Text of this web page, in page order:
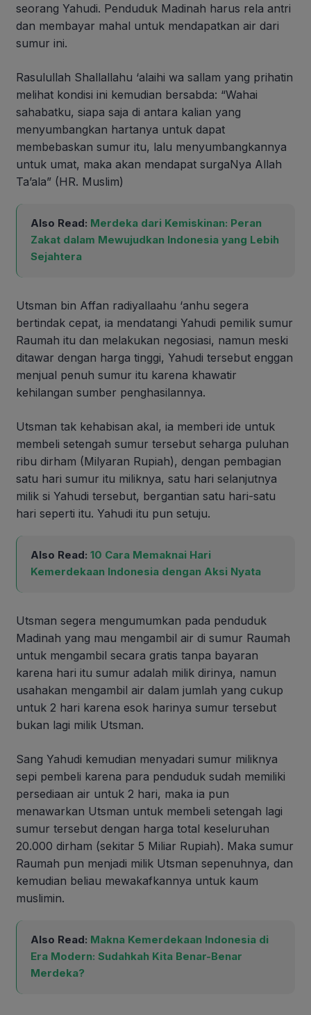
seorang Yahudi. Penduduk Madinah harus rela antri
dan membayar mahal untuk mendapatkan air dari
sumur ini.
Rasulullah Shallallahu ‘alaihi wa sallam yang prihatin
melihat kondisi ini kemudian bersabda: “Wahai
sahabatku, siapa saja di antara kalian yang
menyumbangkan hartanya untuk dapat
membebaskan sumur itu, lalu menyumbangkannya
untuk umat, maka akan mendapat surgaNya Allah
Ta’ala” (HR. Muslim)
Also Read: Merdeka dari Kemiskinan: Peran
Zakat dalam Mewujudkan Indonesia yang Lebih
Sejahtera
Utsman bin Affan radiyallaahu ‘anhu segera
bertindak cepat, ia mendatangi Yahudi pemilik sumur
Raumah itu dan melakukan negosiasi, namun meski
ditawar dengan harga tinggi, Yahudi tersebut enggan
menjual penuh sumur itu karena khawatir
kehilangan sumber penghasilannya.
Utsman tak kehabisan akal, ia memberi ide untuk
membeli setengah sumur tersebut seharga puluhan
ribu dirham (Milyaran Rupiah), dengan pembagian
satu hari sumur itu miliknya, satu hari selanjutnya
milik si Yahudi tersebut, bergantian satu hari-satu
hari seperti itu. Yahudi itu pun setuju.
Also Read: 10 Cara Memaknai Hari
Kemerdekaan Indonesia dengan Aksi Nyata
Utsman segera mengumumkan pada penduduk
Madinah yang mau mengambil air di sumur Raumah
untuk mengambil secara gratis tanpa bayaran
karena hari itu sumur adalah milik dirinya, namun
usahakan mengambil air dalam jumlah yang cukup
untuk 2 hari karena esok harinya sumur tersebut
bukan lagi milik Utsman.
Sang Yahudi kemudian menyadari sumur miliknya
sepi pembeli karena para penduduk sudah memiliki
persediaan air untuk 2 hari, maka ia pun
menawarkan Utsman untuk membeli setengah lagi
sumur tersebut dengan harga total keseluruhan
20.000 dirham (sekitar 5 Miliar Rupiah). Maka sumur
Raumah pun menjadi milik Utsman sepenuhnya, dan
kemudian beliau mewakafkannya untuk kaum
muslimin.
Also Read: Makna Kemerdekaan Indonesia di
Era Modern: Sudahkah Kita Benar-Benar
Merdeka?